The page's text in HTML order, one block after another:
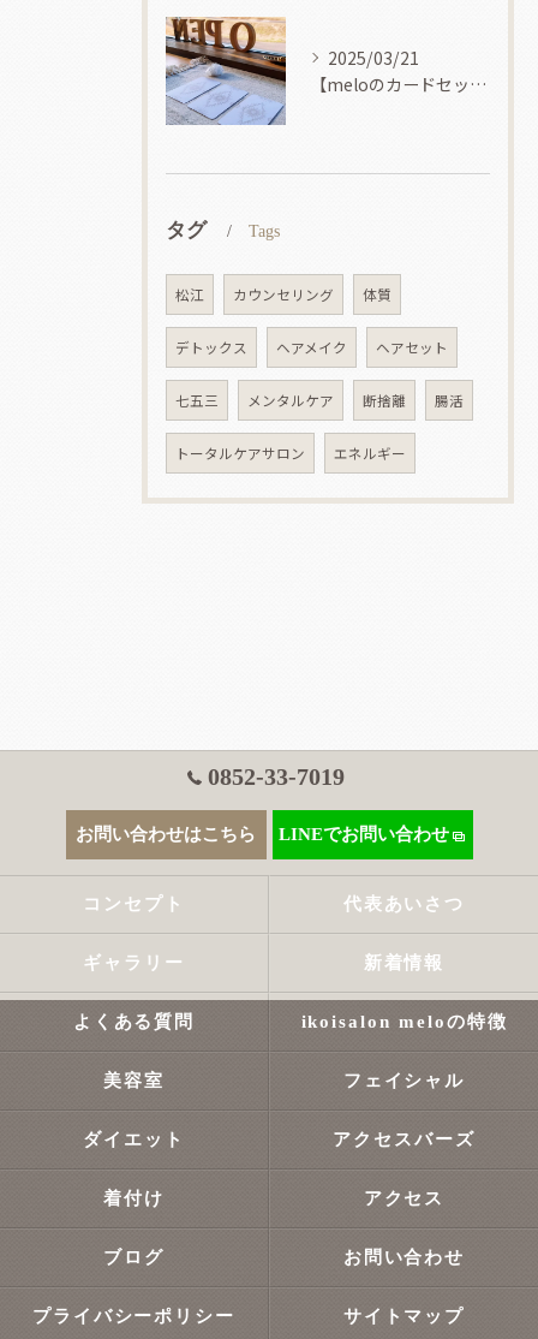
2025/03/21
【meloのカードセッション】
タグ Tags
松江 カウンセリング 体質
デトックス ヘアメイク ヘアセット
七五三 メンタルケア 断捨離 腸活
トータルケアサロン エネルギー
0852-33-7019
お問い合わせはこちら LINEでお問い合わせ
コンセプト 代表あいさつ
ギャラリー 新着情報
よくある質問 ikoisalon meloの特徴
美容室 フェイシャル
ダイエット アクセスバーズ
着付け アクセス
ブログ お問い合わせ
プライバシーポリシー サイトマップ